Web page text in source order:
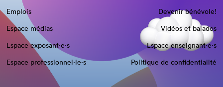
Emplois
Devenir bénévole!
Espace médias
Vidéos et balados
Espace exposant·e⋅s
Espace enseignant·e⋅s
Espace professionnel·le⋅s
Politique de confidentialité